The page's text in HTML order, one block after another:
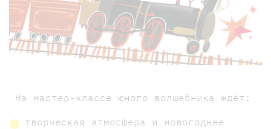
На мастер-классе юного волшебника ждёт:
творческая атмосфера и новогоднее